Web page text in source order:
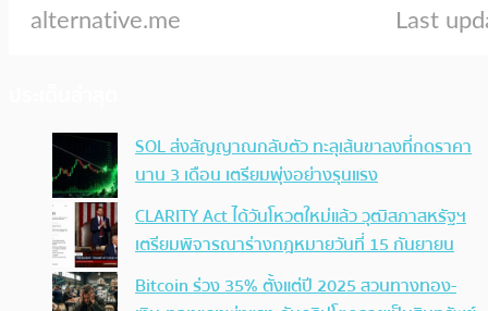
SOL ส่งสัญญาณกลับตัว ทะลุเส้นขาลงที่กดราคา
นาน 3 เดือน เตรียมพุ่งอย่างรุนแรง
CLARITY Act ได้วันโหวตใหม่แล้ว วุฒิสภาสหรัฐฯ
เตรียมพิจารณาร่างกฎหมายวันที่ 15 กันยายน
Bitcoin ร่วง 35% ตั้งแต่ปี 2025 สวนทางทอง-